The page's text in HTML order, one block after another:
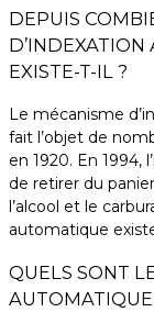
DEPUIS
EXISTE-T-IL ?
Le mécanisme
fait l’objet de
en 1920. En 1994,
de retirer du
l’alcool et le
automatique
QUELS SONT
AUTOMATIQUE